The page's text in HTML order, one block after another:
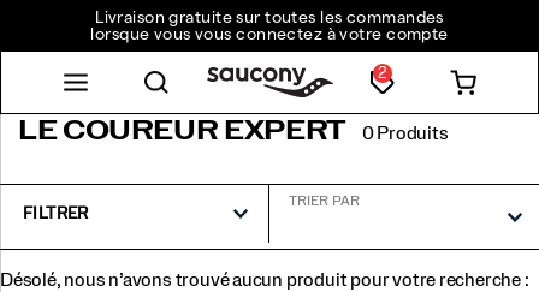
Livraison gratuite sur toutes les commandes
lorsque vous vous connectez à votre compte
2
LE COUREUR EXPERT 0 Produits
FILTRER
TRIER PAR
Désolé, nous n’avons trouvé aucun produit pour votre recherche :